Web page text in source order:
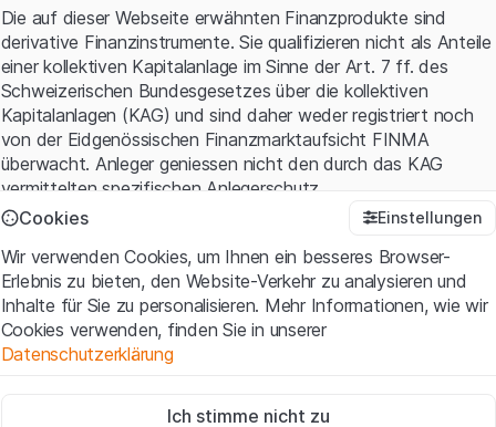
Die auf dieser Webseite erwähnten Finanzprodukte sind
derivative Finanzinstrumente. Sie qualifizieren nicht als Anteile
einer kollektiven Kapitalanlage im Sinne der Art. 7 ff. des
Schweizerischen Bundesgesetzes über die kollektiven
Kapitalanlagen (KAG) und sind daher weder registriert noch
von der Eidgenössischen Finanzmarktaufsicht FINMA
überwacht. Anleger geniessen nicht den durch das KAG
vermittelten spezifischen Anlegerschutz.
Mit dem Zugriff auf diese Website der Leonteq Securities AG
(die "Website") erklären Sie, dass Sie die rechtlichen
Informationen und die wichtigen Hinweise und
Nutzungsbedingungenverstanden haben und akzeptieren.
Wenn Sie mit den Nutzungsbedingungen nicht einverstanden
Cookies Einstellungen
Wir verwenden Cookies, um Ihnen ein besseres Browser-
Erlebnis zu bieten, den Website-Verkehr zu analysieren und
Inhalte für Sie zu personalisieren. Mehr Informationen, wie wir
Cookies verwenden, finden Sie in unserer
Datenschutzerklärung
Diese Cookies sind für die Website erforderlich und können nicht
Ich stimme nicht zu